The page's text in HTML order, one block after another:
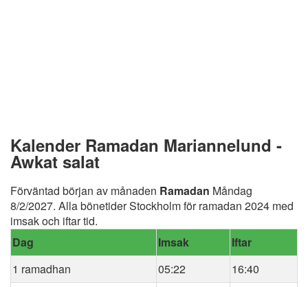
Kalender Ramadan Mariannelund -
Awkat salat
Förväntad början av månaden Ramadan Måndag
8/2/2027. Alla bönetider Stockholm för ramadan 2024 med
imsak och iftar tid.
Dag
Imsak
Iftar
1 ramadhan
05:22
16:40